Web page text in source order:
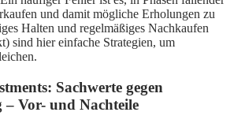
und damit mögliche Erholungen zu
Halten und regelmäßiges Nachkaufen
sind hier einfache Strategien, um
Sachwerte gegen
– Vor- und Nachteile